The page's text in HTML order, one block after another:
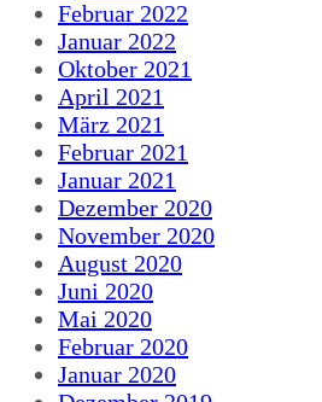
Februar 2022
Januar 2022
Oktober 2021
April 2021
März 2021
Februar 2021
Januar 2021
Dezember 2020
November 2020
August 2020
Juni 2020
Mai 2020
Februar 2020
Januar 2020